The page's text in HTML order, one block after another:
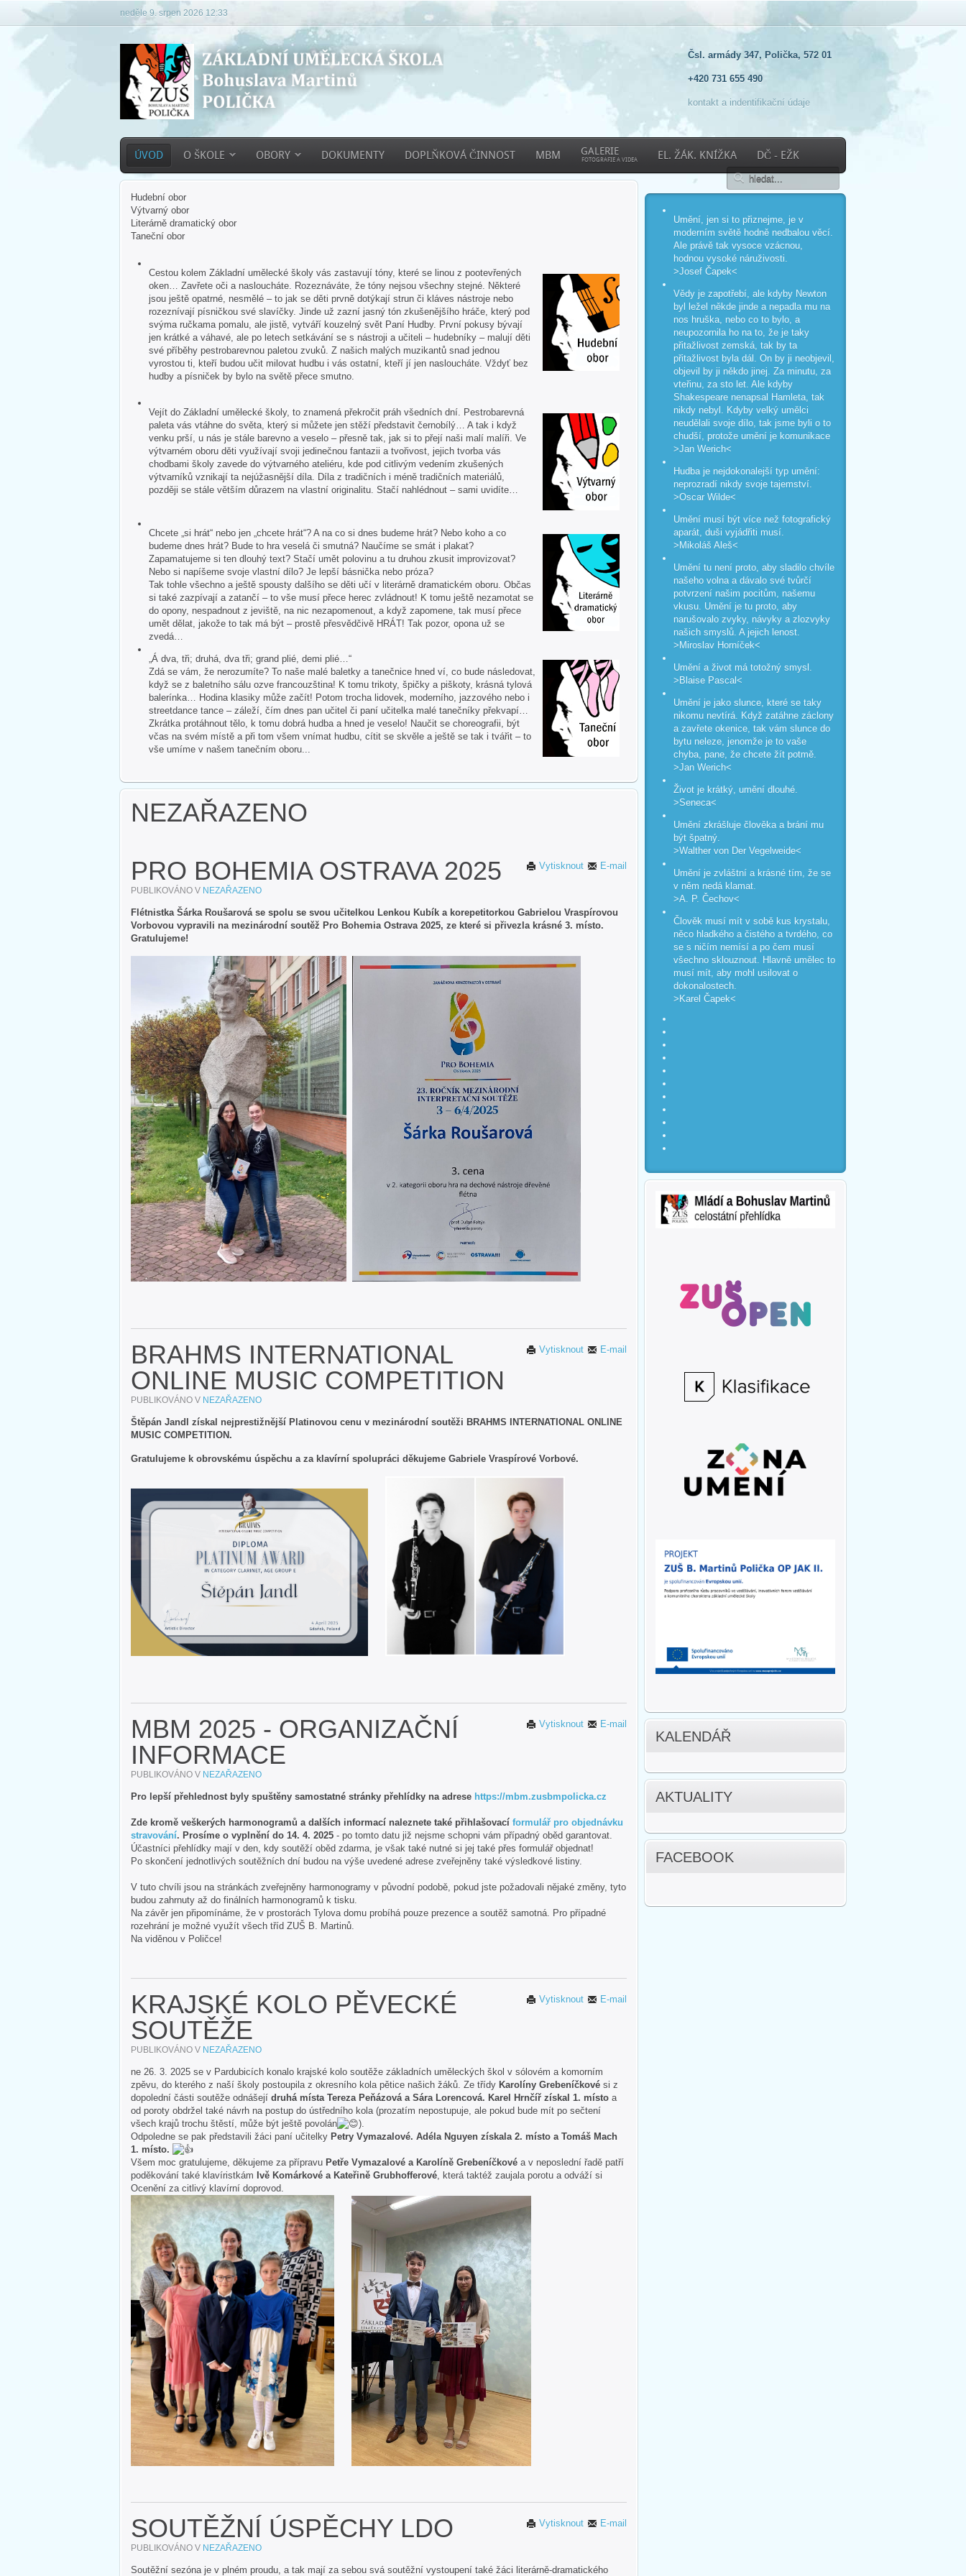
neděle 9. srpen 2026 12:33
Čsl. armády 347, Polička, 572 01
+420 731 655 490
kontakt a indentifikační údaje
ÚVOD O ŠKOLE OBORY DOKUMENTY DOPLŇKOVÁ ČINNOST MBM GALERIE
FOTOGRAFIE A VIDEA EL. ŽÁK. KNÍŽKA DČ - EŽK
Hudební obor
Výtvarný obor
Literárně dramatický obor
Taneční obor
Cestou kolem Základní umělecké školy vás zastavují tóny, které se linou z pootevřených
oken… Zavřete oči a nasloucháte. Rozeznáváte, že tóny nejsou všechny stejné. Některé
jsou ještě opatrné, nesmělé – to jak se děti prvně dotýkají strun či kláves nástroje nebo
rozeznívají písničkou své slavíčky. Jinde už zazní jasný tón zkušenějšího hráče, který pod
svýma ručkama pomalu, ale jistě, vytváří kouzelný svět Paní Hudby. První pokusy bývají
jen krátké a váhavé, ale po letech setkávání se s nástroji a učiteli – hudebníky – malují děti
své příběhy pestrobarevnou paletou zvuků. Z našich malých muzikantů snad jednou
vyrostou ti, kteří budou učit milovat hudbu i vás ostatní, kteří jí jen nasloucháte. Vždyť bez
hudby a písniček by bylo na světě přece smutno.
Vejít do Základní umělecké školy, to znamená překročit práh všedních dní. Pestrobarevná
paleta vás vtáhne do světa, který si můžete jen stěží představit černobílý… A tak i když
venku prší, u nás je stále barevno a veselo – přesně tak, jak si to přejí naši malí malíři. Ve
výtvarném oboru děti využívají svoji jedinečnou fantazii a tvořivost, jejich tvorba vás
chodbami školy zavede do výtvarného ateliéru, kde pod citlivým vedením zkušených
výtvarníků vznikají ta nejúžasnější díla. Díla z tradičních i méně tradičních materiálů,
později se stále větším důrazem na vlastní originalitu. Stačí nahlédnout – sami uvidíte…
Chcete „si hrát“ nebo jen „chcete hrát“? A na co si dnes budeme hrát? Nebo koho a co
budeme dnes hrát? Bude to hra veselá či smutná? Naučíme se smát i plakat?
Zapamatujeme si ten dlouhý text? Stačí umět polovinu a tu druhou zkusit improvizovat?
Nebo si napíšeme svoje vlastní dílo? Je lepší básnička nebo próza?
Tak tohle všechno a ještě spousty dalšího se děti učí v literárně dramatickém oboru. Občas
si také zazpívají a zatančí – to vše musí přece herec zvládnout! K tomu ještě nezamotat se
do opony, nespadnout z jeviště, na nic nezapomenout, a když zapomene, tak musí přece
umět dělat, jakože to tak má být – prostě přesvědčivě HRÁT! Tak pozor, opona už se
zvedá…
„Á dva, tři; druhá, dva tři; grand plié, demi plié…“
Zdá se vám, že nerozumíte? To naše malé baletky a tanečnice hned ví, co bude následovat,
když se z baletního sálu ozve francouzština! K tomu trikoty, špičky a piškoty, krásná tylová
balerínka… Hodina klasiky může začít! Potom trocha lidovek, moderního, jazzového nebo i
streetdance tance – záleží, čím dnes pan učitel či paní učitelka malé tanečníky překvapí…
Zkrátka protáhnout tělo, k tomu dobrá hudba a hned je veselo! Naučit se choreografii, být
včas na svém místě a při tom všem vnímat hudbu, cítit se skvěle a ještě se tak i tvářit – to
vše umíme v našem tanečním oboru...
NEZAŘAZENO
E-mail
Vytisknout
PRO BOHEMIA OSTRAVA 2025
PUBLIKOVÁNO V NEZAŘAZENO
Flétnistka Šárka Roušarová se spolu se svou učitelkou Lenkou Kubík a korepetitorkou Gabrielou Vraspírovou
Vorbovou vypravili na mezinárodní soutěž Pro Bohemia Ostrava 2025, ze které si přivezla krásné 3. místo.
Gratulujeme!
E-mail
Vytisknout
BRAHMS INTERNATIONAL
ONLINE MUSIC COMPETITION
PUBLIKOVÁNO V NEZAŘAZENO
Štěpán Jandl získal nejprestižnější Platinovou cenu v mezinárodní soutěži BRAHMS INTERNATIONAL ONLINE
MUSIC COMPETITION.
Gratulujeme k obrovskému úspěchu a za klavírní spolupráci děkujeme Gabriele Vraspírové Vorbové.
E-mail
Vytisknout
MBM 2025 - ORGANIZAČNÍ
INFORMACE
PUBLIKOVÁNO V NEZAŘAZENO
Pro lepší přehlednost byly spuštěny samostatné stránky přehlídky na adrese https://mbm.zusbmpolicka.cz
Zde kromě veškerých harmonogramů a dalších informací naleznete také přihlašovací formulář pro objednávku
stravování. Prosíme o vyplnění do 14. 4. 2025 - po tomto datu již nejsme schopni vám případný oběd garantovat.
Účastníci přehlídky mají v den, kdy soutěží oběd zdarma, je však také nutné si jej také přes formulář objednat!
Po skončení jednotlivých soutěžních dní budou na výše uvedené adrese zveřejněny také výsledkové listiny.
V tuto chvíli jsou na stránkách zveřejněny harmonogramy v původní podobě, pokud jste požadovali nějaké změny, tyto
budou zahrnuty až do finálních harmonogramů k tisku.
Na závěr jen připomínáme, že v prostorách Tylova domu probíhá pouze prezence a soutěž samotná. Pro případné
rozehrání je možné využít všech tříd ZUŠ B. Martinů.
Na viděnou v Poličce!
E-mail
Vytisknout
KRAJSKÉ KOLO PĚVECKÉ
SOUTĚŽE
PUBLIKOVÁNO V NEZAŘAZENO
ne 26. 3. 2025 se v Pardubicích konalo krajské kolo soutěže základních uměleckých škol v sólovém a komorním
zpěvu, do kterého z naší školy postoupila z okresního kola pětice našich žáků. Ze třídy Karolíny Grebeníčkové si z
dopolední části soutěže odnášejí druhá místa Tereza Peňázová a Sára Lorencová. Karel Hrnčíř získal 1. místo a
od poroty obdržel také návrh na postup do ústředního kola (prozatím nepostupuje, ale pokud bude mít po sečtení
všech krajů trochu štěstí, může být ještě povolán
).
Odpoledne se pak představili žáci paní učitelky Petry Vymazalové. Adéla Nguyen získala 2. místo a Tomáš Mach
1. místo.
Všem moc gratulujeme, děkujeme za přípravu Petře Vymazalové a Karolíně Grebeníčkové a v neposlední řadě patří
poděkování také klavíristkám Ivě Komárkové a Kateřině Grubhofferové, která taktéž zaujala porotu a odváží si
Ocenění za citlivý klavírní doprovod.
E-mail
Vytisknout
SOUTĚŽNÍ ÚSPĚCHY LDO
PUBLIKOVÁNO V NEZAŘAZENO
Soutěžní sezóna je v plném proudu, a tak mají za sebou svá soutěžní vystoupení také žáci literárně-dramatického
Umění, jen si to přiznejme, je v
moderním světě hodně nedbalou věcí.
Ale právě tak vysoce vzácnou,
hodnou vysoké náruživosti.
>Josef Čapek<
Vědy je zapotřebí, ale kdyby Newton
byl ležel někde jinde a nepadla mu na
nos hruška, nebo co to bylo, a
neupozornila ho na to, že je taky
přitažlivost zemská, tak by ta
přitažlivost byla dál. On by ji neobjevil,
objevil by ji někdo jinej. Za minutu, za
vteřinu, za sto let. Ale kdyby
Shakespeare nenapsal Hamleta, tak
nikdy nebyl. Kdyby velký umělci
neudělali svoje dílo, tak jsme byli o to
chudší, protože umění je komunikace
>Jan Werich<
Hudba je nejdokonalejší typ umění:
neprozradí nikdy svoje tajemství.
>Oscar Wilde<
Umění musí být více než fotografický
aparát, duši vyjádřiti musí.
>Mikoláš Aleš<
Umění tu není proto, aby sladilo chvíle
našeho volna a dávalo své tvůrčí
potvrzení našim pocitům, našemu
vkusu. Umění je tu proto, aby
narušovalo zvyky, návyky a zlozvyky
našich smyslů. A jejich lenost.
>Miroslav Horníček<
Umění a život má totožný smysl.
>Blaise Pascal<
Umění je jako slunce, které se taky
nikomu nevtírá. Když zatáhne záclony
a zavřete okenice, tak vám slunce do
bytu neleze, jenomže je to vaše
chyba, pane, že chcete žít potmě.
>Jan Werich<
Život je krátký, umění dlouhé.
>Seneca<
Umění zkrášluje člověka a brání mu
být špatný.
>Walther von Der Vegelweide<
Umění je zvláštní a krásné tím, že se
v něm nedá klamat.
>A. P. Čechov<
Člověk musí mít v sobě kus krystalu,
něco hladkého a čistého a tvrdého, co
se s ničím nemísí a po čem musí
všechno sklouznout. Hlavně umělec to
musí mít, aby mohl usilovat o
dokonalostech.
>Karel Čapek<
KALENDÁŘ
AKTUALITY
FACEBOOK